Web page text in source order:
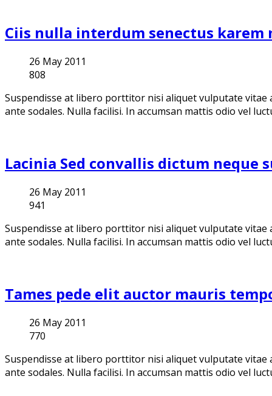
Ciis nulla interdum senectus karem
26 May 2011
808
Suspendisse at libero porttitor nisi aliquet vulputate vitae
ante sodales. Nulla facilisi. In accumsan mattis odio vel
Lacinia Sed convallis dictum neque
26 May 2011
941
Suspendisse at libero porttitor nisi aliquet vulputate vitae
ante sodales. Nulla facilisi. In accumsan mattis odio vel
Tames pede elit auctor mauris
26 May 2011
770
Suspendisse at libero porttitor nisi aliquet vulputate vitae
ante sodales. Nulla facilisi. In accumsan mattis odio vel